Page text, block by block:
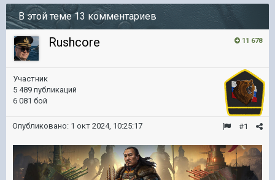
В этой теме 13 комментариев
11 678
Rushcore
Участник
5 489 публикаций
6 081 бой
#1
Опубликовано: 1 окт 2024, 10:25:17